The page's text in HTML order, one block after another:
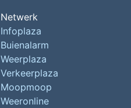
Netwerk
Infoplaza
Buienalarm
Weerplaza
Verkeerplaza
Moopmoop
Weeronline